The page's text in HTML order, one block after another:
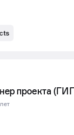
проекта (ГИП)